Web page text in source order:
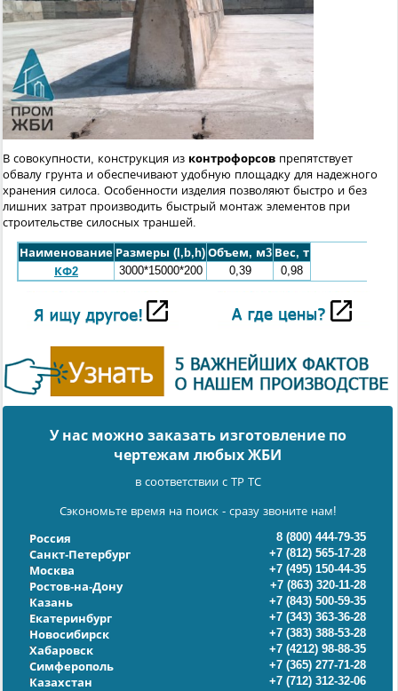
В совокупности, конструкция из контрофорсов препятствует
обвалу грунта и обеспечивают удобную площадку для надежного
хранения силоса. Особенности изделия позволяют быстро и без
лишних затрат производить быстрый монтаж элементов при
строительстве силосных траншей.
Наименование Размеры (l,b,h) Объем, м3 Вес, т
КФ2
3000*15000*200 0,39 0,98
У нас можно заказать изготовление по
чертежам любых ЖБИ
в соответствии с ТР ТС
Сэкономьте время на поиск - сразу звоните нам!
Россия
8 (800) 444-79-35
Санкт-Петербург
+7 (812) 565-17-28
Москва
+7 (495) 150-44-35
Ростов-на-Дону
+7 (863) 320-11-28
Казань
+7 (843) 500-59-35
Екатеринбург
+7 (343) 363-36-28
Новосибирск
+7 (383) 388-53-28
Хабаровск
+7 (4212) 98-88-35
Симферополь
+7 (365) 277-71-28
Казахстан
+7 (712) 312-32-06